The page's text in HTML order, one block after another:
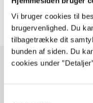
Vi bruger cookies til
brugervenlighed. Du
tilbagetrække dit
bunden af siden. Du
cookies under